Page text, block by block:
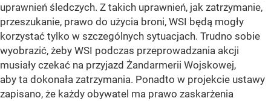
uprawnień śledczych. Z takich uprawnień, jak zatrzymanie,
przeszukanie, prawo do użycia broni, WSI będą mogły
korzystać tylko w szczególnych sytuacjach. Trudno sobie
wyobrazić, żeby WSI podczas przeprowadzania akcji
musiały czekać na przyjazd Żandarmerii Wojskowej,
aby ta dokonała zatrzymania. Ponadto w projekcie ustawy
zapisano, że każdy obywatel ma prawo zaskarżenia